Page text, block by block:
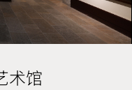
术馆